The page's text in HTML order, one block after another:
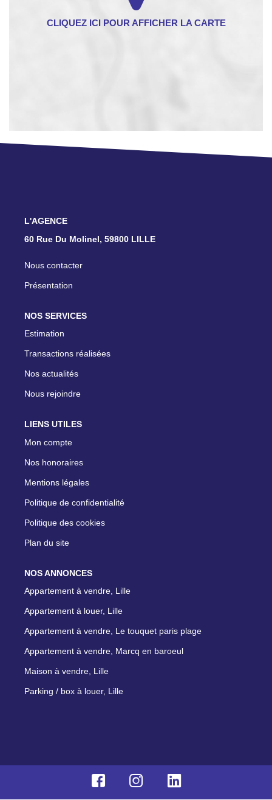
L'AGENCE
60 Rue Du Molinel, 59800 LILLE
Nous contacter
Présentation
NOS SERVICES
Estimation
Transactions réalisées
Nos actualités
Nous rejoindre
LIENS UTILES
Mon compte
Nos honoraires
Mentions légales
Politique de confidentialité
Politique des cookies
Plan du site
NOS ANNONCES
Appartement à vendre, Lille
Appartement à louer, Lille
Appartement à vendre, Le touquet paris plage
Appartement à vendre, Marcq en baroeul
Maison à vendre, Lille
Parking / box à louer, Lille